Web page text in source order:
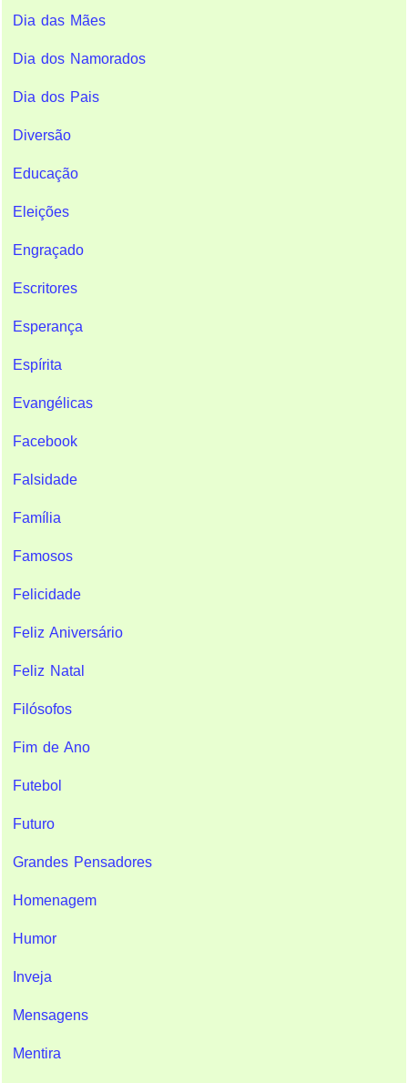
Dia das Mães
Dia dos Namorados
Dia dos Pais
Diversão
Educação
Eleições
Engraçado
Escritores
Esperança
Espírita
Evangélicas
Facebook
Falsidade
Família
Famosos
Felicidade
Feliz Aniversário
Feliz Natal
Filósofos
Fim de Ano
Futebol
Futuro
Grandes Pensadores
Homenagem
Humor
Inveja
Mensagens
Mentira